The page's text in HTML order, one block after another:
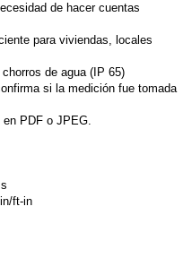
de hacer cuentas
para viviendas, locales
de agua (IP 65)
si la medición fue tomada
PDF o JPEG.
ft-in